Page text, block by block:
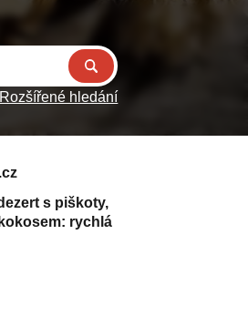
Rozšířené hledání
s piškoty,
rychlá